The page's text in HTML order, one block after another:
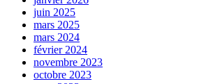
juin 2025
mars 2025
mars 2024
février 2024
novembre 2023
octobre 2023